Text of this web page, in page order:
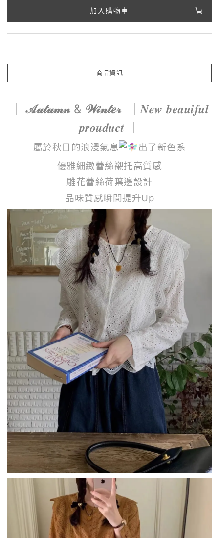
加入購物車
商品資訊
｜𝒜𝓊𝓉𝓊𝓂𝓃& 𝒲𝒾𝓃𝓉𝑒𝓇｜𝑵𝒆𝒘 𝒃𝒆𝒂𝒖𝒊𝒇𝒖𝒍
𝒑𝒓𝒐𝒖𝒅𝒖𝒄𝒕 ｜
屬於秋日的浪漫氣息
出了新色系
優雅細緻蕾絲襯托高質感
雕花蕾絲荷葉邊設計
品味質感瞬間提升Up